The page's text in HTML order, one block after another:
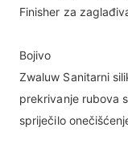
Finisher za
Bojivo
Zwaluw Sanitarni
prekrivanje rubova
spriječilo